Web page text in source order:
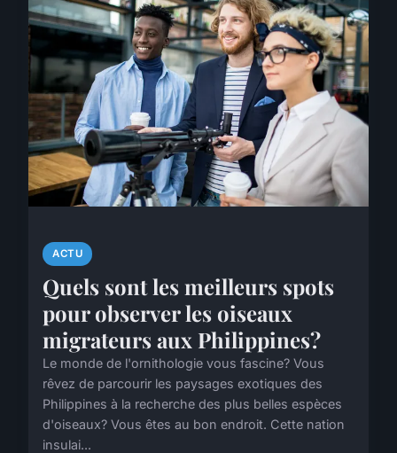
ACTU
Quels sont les meilleurs spots
pour observer les oiseaux
migrateurs aux Philippines?
Le monde de l'ornithologie vous fascine? Vous
rêvez de parcourir les paysages exotiques des
Philippines à la recherche des plus belles espèces
d'oiseaux? Vous êtes au bon endroit. Cette nation
insulai...